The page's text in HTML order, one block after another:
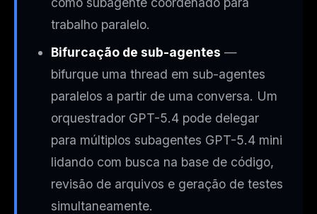
trabalho paralelo.
Bifurcação de sub-agentes —
bifurque uma thread em sub-agentes
paralelos a partir de uma conversa. Um
orquestrador GPT-5.4 pode delegar
para múltiplos subagentes GPT-5.4 mini
lidando com busca na base de código,
revisão de arquivos e geração de testes
simultaneamente.